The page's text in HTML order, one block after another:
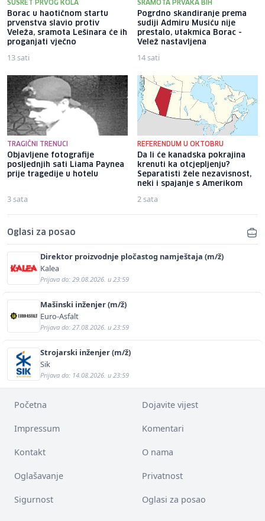
SUSRET PRVOG KOLA
Borac u haotičnom startu
prvenstva slavio protiv
Veleža, sramota Lešinara će ih
proganjati vječno
13 sati
SRAMOTA PRVAKA BIH
Pogrdno skandiranje prema
sudiji Admiru Musiću nije
prestalo, utakmica Borac -
Velež nastavljena
14 sati
TRAGIČNI TRENUCI
Objavljene fotografije
posljednjih sati Liama ​​Paynea
prije tragedije u hotelu
3 sata
REFERENDUM U OKTOBRU
Da li će kanadska pokrajina
krenuti ka otcjepljenju?
Separatisti žele nezavisnost,
neki i spajanje s Amerikom
2 sata
Oglasi za posao
Direktor proizvodnje pločastog namještaja (m/ž)
Kalea
Prijava do: 29.08.2026. u 23:59
Mašinski inženjer (m/ž)
Euro-Asfalt
Prijava do: 27.08.2026. u 23:59
Strojarski inženjer (m/ž)
Sik
Prijava do: 14.08.2026. u 23:59
Početna Dojavite vijest
Impressum Komentari
Kontakt O nama
Oglašavanje Privatnost
Sigurnost Oglasi za posao